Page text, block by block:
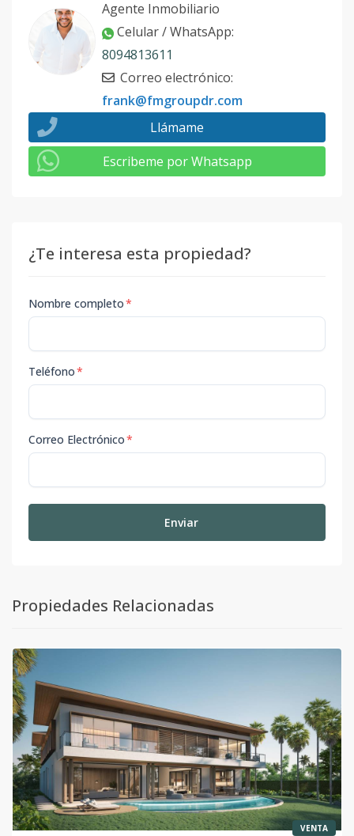
Agente Inmobiliario
Celular / WhatsApp:
8094813611
Correo electrónico:
frank@fmgroupdr.com
Llámame
Escribeme por Whatsapp
¿Te interesa esta propiedad?
Nombre completo*
Teléfono*
Correo Electrónico*
Enviar
Propiedades Relacionadas
VENTA